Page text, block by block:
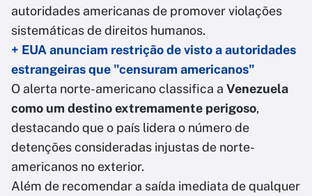
autoridades americanas de promover violações
sistemáticas de direitos humanos.
+ EUA anunciam restrição de visto a autoridades
estrangeiras que "censuram americanos"
O alerta norte-americano classifica a Venezuela
como um destino extremamente perigoso,
destacando que o país lidera o número de
detenções consideradas injustas de norte-
americanos no exterior.
Além de recomendar a saída imediata de qualquer